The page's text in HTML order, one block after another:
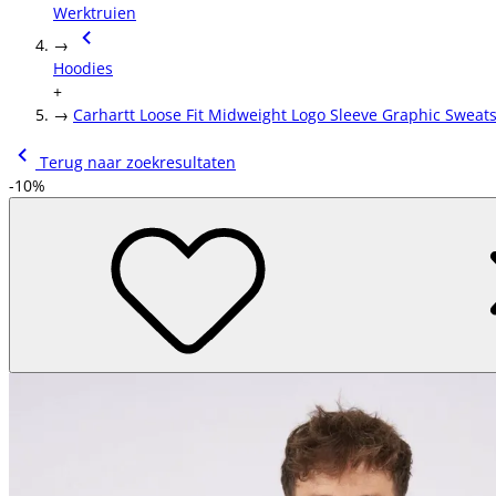
Werktruien
→
Hoodies
+
→ Carhartt Loose Fit Midweight Logo Sleeve Graphic
Terug naar zoekresultaten
-10%